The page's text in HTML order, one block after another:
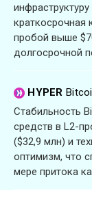
краткосрочная
пробой выше
долгосрочной
HYPER
Стабильность
средств в L2-
($32,9 млн) и
оптимизм, что
мере притока